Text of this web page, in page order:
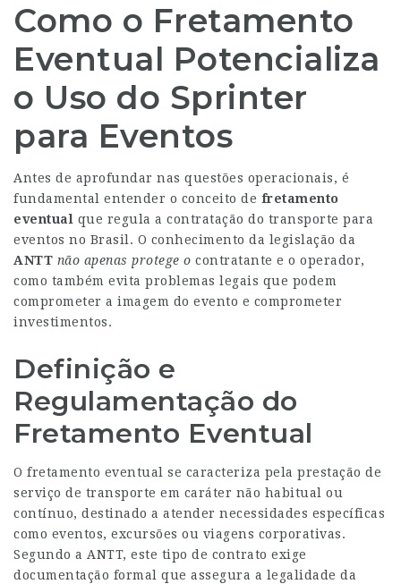
Como o Fretamento
Eventual Potencializa
o Uso do Sprinter
para Eventos
Antes de aprofundar nas questões operacionais, é
fundamental entender o conceito de fretamento
eventual que regula a contratação do transporte para
eventos no Brasil. O conhecimento da legislação da
ANTT não apenas protege o contratante e o operador,
como também evita problemas legais que podem
comprometer a imagem do evento e comprometer
investimentos.
Definição e
Regulamentação do
Fretamento Eventual
O fretamento eventual se caracteriza pela prestação de
serviço de transporte em caráter não habitual ou
contínuo, destinado a atender necessidades específicas
como eventos, excursões ou viagens corporativas.
Segundo a ANTT, este tipo de contrato exige
documentação formal que assegura a legalidade da